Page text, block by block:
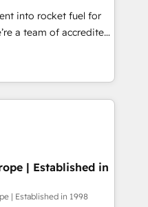
based on ISO
𝗥𝗲𝗮𝗱𝘆
(𝘸𝘦'𝘳𝘦 𝘴𝘶𝘱𝘦𝘳
into rocket fuel for
We can
business
you've got and make
your website in
on the
accredited by
which means we
as well the
| Established in
| Established in 1998